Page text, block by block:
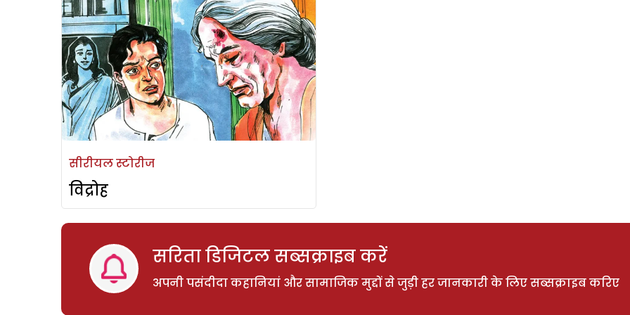
सीरीयल स्टोरीज
विद्रोह
सरिता डिजिटल सब्सक्राइब करें
अपनी पसंदीदा कहानियां और सामाजिक मुद्दों से जुड़ी हर जानकारी के लिए सब्सक्राइब करिए